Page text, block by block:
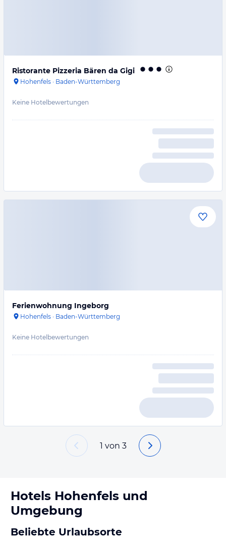
Ristorante Pizzeria Bären da Gigi
Hohenfels · Baden-Württemberg
Keine Hotelbewertungen
Ferienwohnung Ingeborg
Hohenfels · Baden-Württemberg
Keine Hotelbewertungen
1 von 3
Hotels Hohenfels und
Umgebung
Beliebte Urlaubsorte